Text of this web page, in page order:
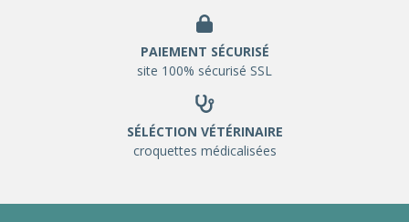
PAIEMENT SÉCURISÉ
site 100% sécurisé SSL
SÉLÉCTION VÉTÉRINAIRE
croquettes médicalisées